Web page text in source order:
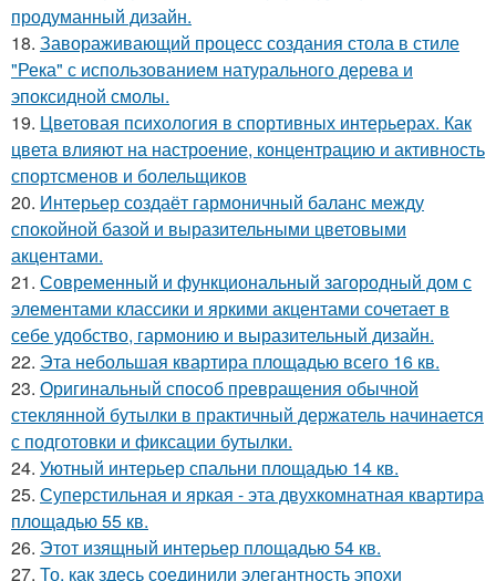
продуманный дизайн.
18. Завораживающий процесс создания стола в стиле
"Река" с использованием натурального дерева и
эпоксидной смолы.
19. Цветовая психология в спортивных интерьерах. Как
цвета влияют на настроение, концентрацию и активность
спортсменов и болельщиков
20. Интерьер создаёт гармоничный баланс между
спокойной базой и выразительными цветовыми
акцентами.
21. Современный и функциональный загородный дом с
элементами классики и яркими акцентами сочетает в
себе удобство, гармонию и выразительный дизайн.
22. Эта небольшая квартира площадью всего 16 кв.
23. Оригинальный способ превращения обычной
стеклянной бутылки в практичный держатель начинается
с подготовки и фиксации бутылки.
24. Уютный интерьер спальни площадью 14 кв.
25. Суперстильная и яркая - эта двухкомнатная квартира
площадью 55 кв.
26. Этот изящный интерьер площадью 54 кв.
27. То, как здесь соединили элегантность эпохи